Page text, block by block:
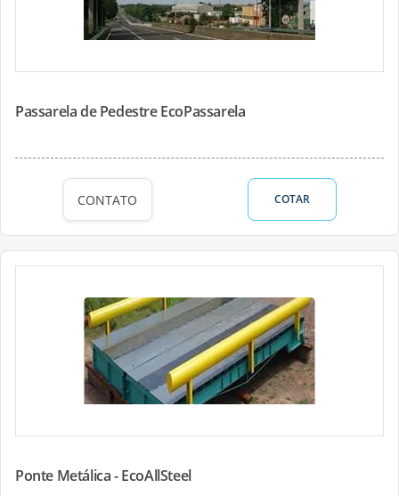
Passarela de Pedestre EcoPassarela
CONTATO COTAR
Ponte Metálica - EcoAllSteel